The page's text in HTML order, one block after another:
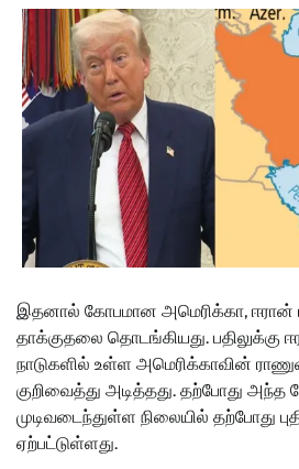
இதனால் கோபமான அமெரிக்கா,
தாக்குதலை தொடங்கியது. பதிலுக்கு
நாடுகளில் உள்ள அமெரிக்காவின்
குறிவைத்து அடித்தது. தற்போது அந்த
முடிவடைந்துள்ள நிலையில் தற்போது
ஏற்பட்டுள்ளது.